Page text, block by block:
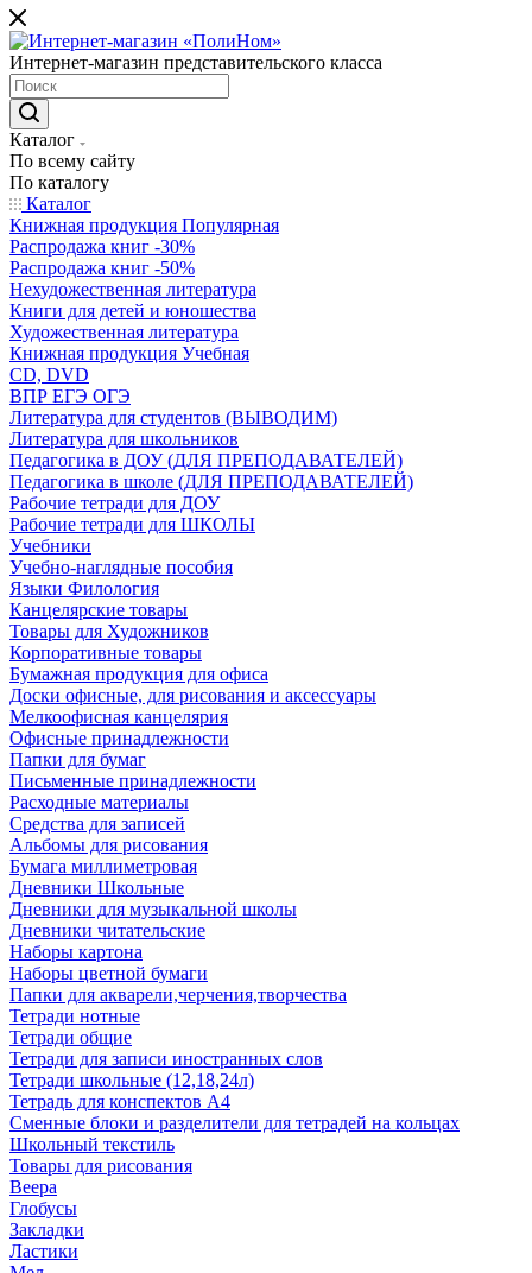
Интернет-магазин представительского класса
Каталог
По всему сайту
По каталогу
Каталог
Книжная продукция Популярная
Распродажа книг -30%
Распродажа книг -50%
Нехудожественная литература
Книги для детей и юношества
Художественная литература
Книжная продукция Учебная
CD, DVD
ВПР ЕГЭ ОГЭ
Литература для студентов (ВЫВОДИМ)
Литература для школьников
Педагогика в ДОУ (ДЛЯ ПРЕПОДАВАТЕЛЕЙ)
Педагогика в школе (ДЛЯ ПРЕПОДАВАТЕЛЕЙ)
Рабочие тетради для ДОУ
Рабочие тетради для ШКОЛЫ
Учебники
Учебно-наглядные пособия
Языки Филология
Канцелярские товары
Товары для Художников
Корпоративные товары
Бумажная продукция для офиса
Доски офисные, для рисования и аксессуары
Мелкоофисная канцелярия
Офисные принадлежности
Папки для бумаг
Письменные принадлежности
Расходные материалы
Средства для записей
Альбомы для рисования
Бумага миллиметровая
Дневники Школьные
Дневники для музыкальной школы
Дневники читательские
Наборы картона
Наборы цветной бумаги
Папки для акварели,черчения,творчества
Тетради нотные
Тетради общие
Тетради для записи иностранных слов
Тетради школьные (12,18,24л)
Тетрадь для конспектов А4
Сменные блоки и разделители для тетрадей на кольцах
Школьный текстиль
Товары для рисования
Веера
Глобусы
Закладки
Ластики